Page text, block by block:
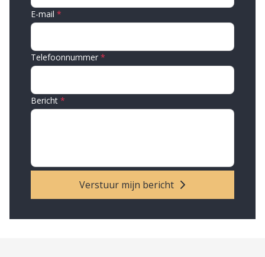
E-mail
Telefoonnummer
Bericht
Verstuur mijn bericht